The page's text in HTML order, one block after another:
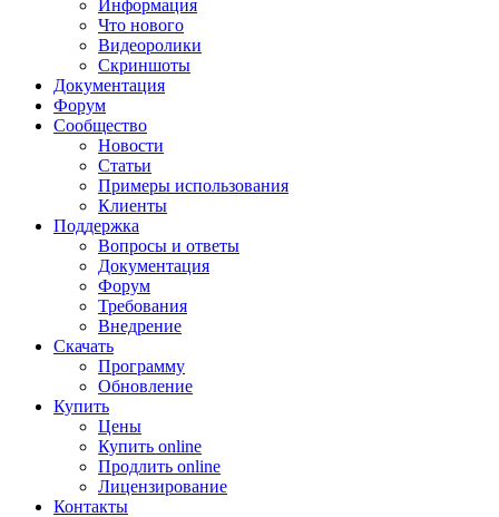
Информация
Что нового
Видеоролики
Скриншоты
Документация
Форум
Сообщество
Новости
Статьи
Примеры использования
Клиенты
Поддержка
Вопросы и ответы
Документация
Форум
Требования
Внедрение
Скачать
Программу
Обновление
Купить
Цены
Купить online
Продлить online
Лицензирование
Контакты